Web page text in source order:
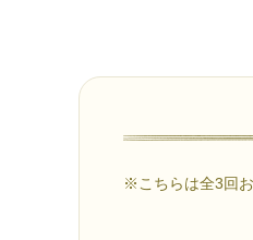
※こちらは全3回